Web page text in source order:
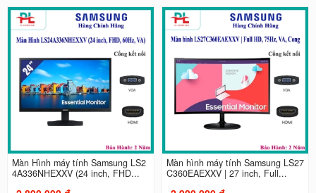
Màn Hình máy tính Samsung LS2
4A336NHEXXV (24 inch, FHD...
Màn hình máy tính Samsung LS27
C360EAEXXV | 27 inch, Full...